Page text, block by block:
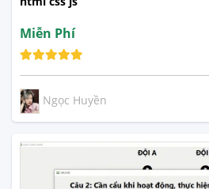
Miễn Phí
Ngọc Huyền